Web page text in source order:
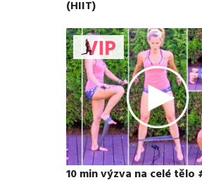
(HIIT)
10 min výzva na celé tělo